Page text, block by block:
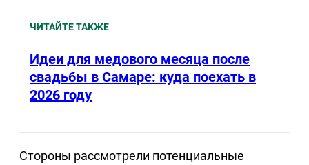
ЧИТАЙТЕ ТАКЖЕ
Идеи для медового месяца после
свадьбы в Самаре: куда поехать в
2026 году
Стороны рассмотрели потенциальные